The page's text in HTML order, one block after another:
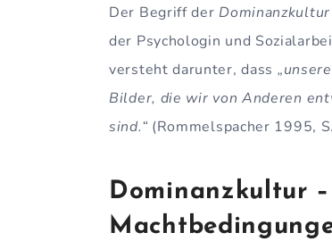
Der Begriff der Dominanzkultur
der Psychologin und
versteht darunter, dass
Bilder, die wir von Anderen
sind.“ (Rommelspacher 1995,
Dominanzkultur